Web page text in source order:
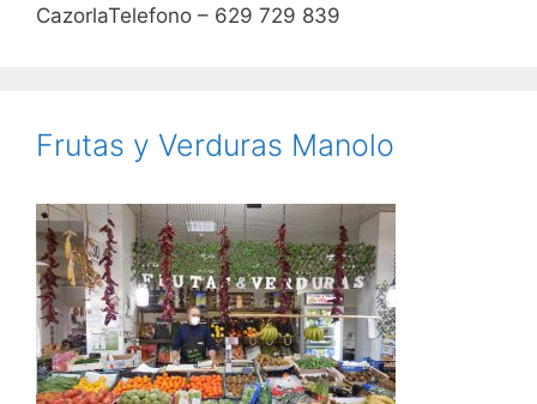
CazorlaTelefono – 629 729 839
Frutas y Verduras Manolo